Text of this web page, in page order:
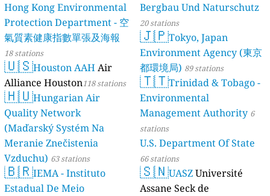
Hong Kong Environmental
Protection Department - 空
氣質素健康指數單張及海報
18 stations
🇺🇸Houston AAH Air
Alliance Houston118 stations
🇭🇺Hungarian Air
Quality Network
(Maďarský Systém Na
Meranie Znečistenia
Vzduchu) 63 stations
🇧🇷IEMA - Instituto
Estadual De Meio
Bergbau Und Naturschutz
20 stations
🇯🇵Tokyo, Japan
Environment Agency (東京
都環境局) 89 stations
🇹🇹Trinidad & Tobago -
Environmental
Management Authority 6
stations
U.S. Department Of State
66 stations
🇸🇳UASZUniversité
Assane Seck de